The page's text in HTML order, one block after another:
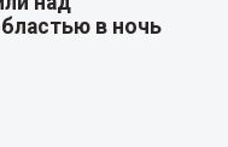
в ночь